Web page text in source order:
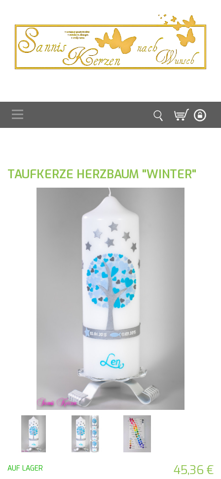
TAUFKERZE HERZBAUM "WINTER"
45,36 €
AUF LAGER